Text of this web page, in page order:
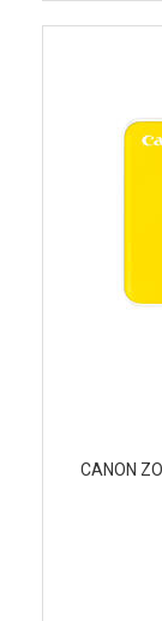
CANON